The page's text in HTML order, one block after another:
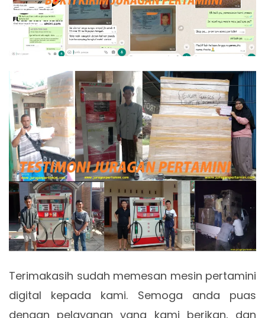
Terimakasih sudah memesan mesin pertamini
digital kepada kami. Semoga anda puas
dengan pelayanan yang kami berikan, dan